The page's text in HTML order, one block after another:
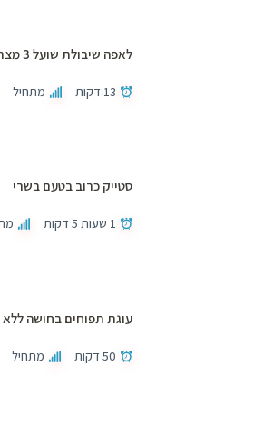
לאפה שיבולת שועל 3 מצרכים
13 דקות מתחיל
סטייק כרוב בטעם בשרי
1 שעות 5 דקות
עוגת תפוחים בחושה
50 דקות מתחיל